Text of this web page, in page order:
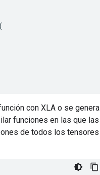
(
con XLA o se genera
funciones en las que las
de todos los tensores